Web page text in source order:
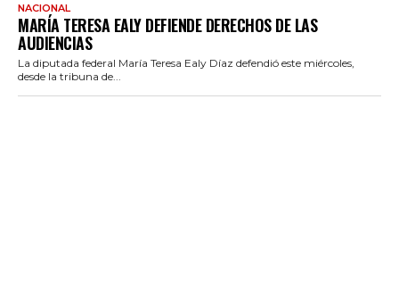
NACIONAL
MARÍA TERESA EALY DEFIENDE DERECHOS DE LAS
AUDIENCIAS
La diputada federal María Teresa Ealy Díaz defendió este miércoles,
desde la tribuna de...